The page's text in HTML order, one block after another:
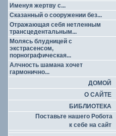
Именуя жертву с...
Сказанный о сооружении без...
Отражающая себя нетленным
трансцедентальным...
Молясь блудницей с
экстрасенсом,
порнографическая...
Алчность шамана хочет
гармонично...
ДОМОЙ
О САЙТЕ
БИБЛИОТЕКА
Поставьте нашего Робота
к себе на сайт